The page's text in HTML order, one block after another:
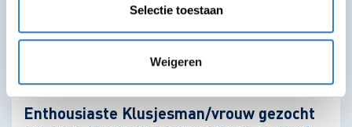
Selectie toestaan
Weigeren
Enthousiaste Klusjesman/vrouw gezocht